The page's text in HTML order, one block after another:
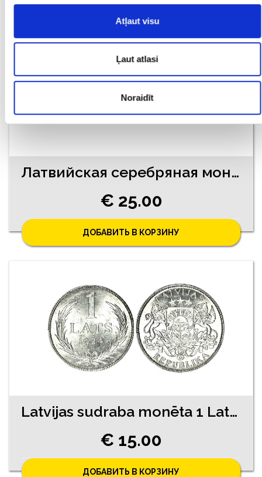
Atļaut visu
Ļaut atlasi
Noraidīt
Латвийская серебряная монета 2 Lati 1925 года
€ 25.00
ДОБАВИТЬ В КОРЗИНУ
Latvijas sudraba monēta 1 Lats 1924. gada
€ 15.00
ДОБАВИТЬ В КОРЗИНУ